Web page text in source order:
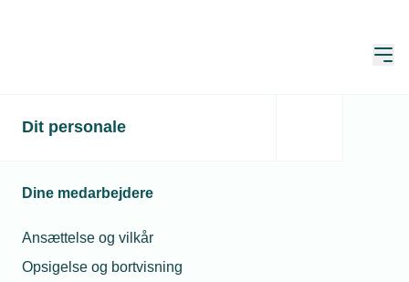
Dit personale
Dine medarbejdere
Ansættelse og vilkår
Opsigelse og bortvisning
Få uddannet en
arbejdsmand
Opdateret: 26. jun. 2026
Der findes en række forskellige